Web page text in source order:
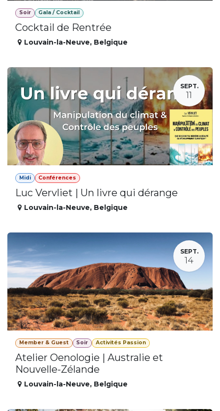
Soir Gala / Cocktail
Cocktail de Rentrée
Louvain-la-Neuve, Belgique
SEPT.
11
Midi Conférences
Luc Vervliet | Un livre qui dérange
Louvain-la-Neuve, Belgique
SEPT.
14
Member & Guest Soir Activités Passion
Atelier Oenologie | Australie et
Nouvelle-Zélande
Louvain-la-Neuve, Belgique